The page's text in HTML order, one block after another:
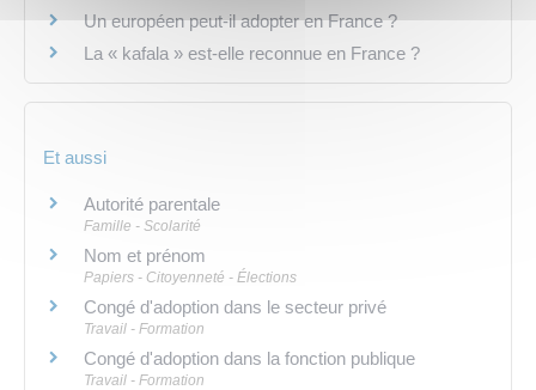
Un européen peut-il adopter en France ?
La « kafala » est-elle reconnue en France ?
Et aussi
Autorité parentale
Famille - Scolarité
Nom et prénom
Papiers - Citoyenneté - Élections
Congé d'adoption dans le secteur privé
Travail - Formation
Congé d'adoption dans la fonction publique
Travail - Formation